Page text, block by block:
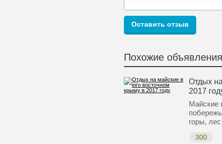
Похожие объявления
Отдых
2017
Майские
горы,
300